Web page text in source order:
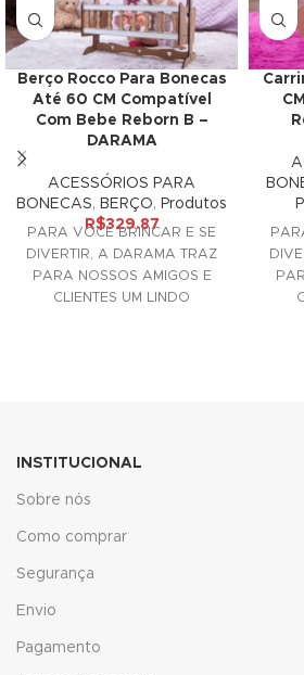
Panel
Panel
oku
Panel
Panel
panel
panel
Panel
Berço Rocco Para Bonecas
Até 60 CM Compatível
Com Bebe Reborn B –
DARAMA
ACESSÓRIOS PARA
BONECAS, BERÇO, Produtos
R$329.87
PARA VOCÊ BRINCAR E SE
DIVERTIR, A DARAMA TRAZ
PARA NOSSOS AMIGOS E
CLIENTES UM LINDO
INSTITUCIONAL
Sobre nós
Como comprar
Segurança
Envio
Pagamento